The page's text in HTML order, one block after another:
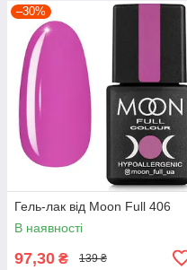
–30%
Гель-лак від Moon Full 406
В наявності
97,30 ₴ 139 ₴